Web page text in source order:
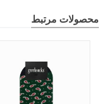
محصولات مرتبط